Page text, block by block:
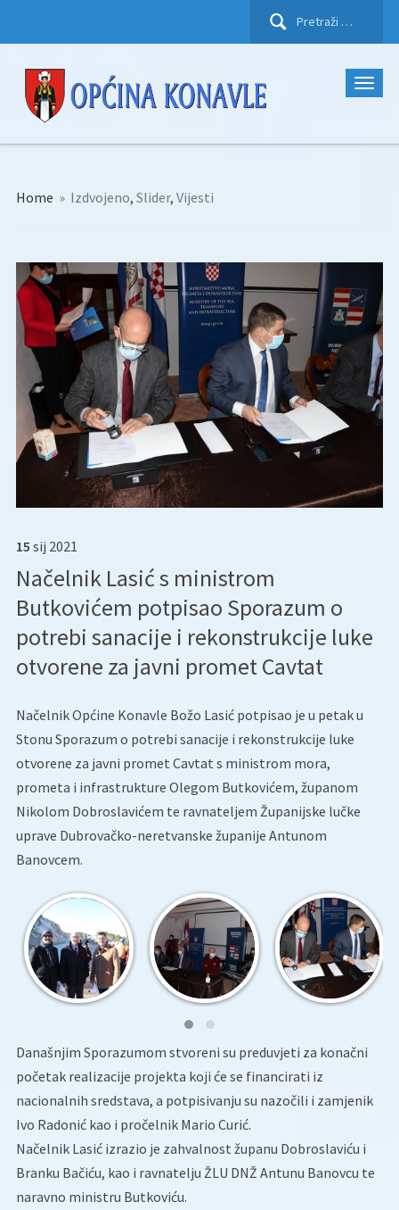
Pretraži:
Home » Izdvojeno, Slider, Vijesti
15 sij 2021
Načelnik Lasić s ministrom
Butkovićem potpisao Sporazum o
potrebi sanacije i rekonstrukcije luke
otvorene za javni promet Cavtat
Načelnik Općine Konavle Božo Lasić potpisao je u petak u
Stonu Sporazum o potrebi sanacije i rekonstrukcije luke
otvorene za javni promet Cavtat s ministrom mora,
prometa i infrastrukture Olegom Butkovićem, županom
Nikolom Dobroslavićem te ravnateljem Županijske lučke
uprave Dubrovačko-neretvanske županije Antunom
Banovcem.
Današnjim Sporazumom stvoreni su preduvjeti za konačni
početak realizacije projekta koji će se financirati iz
nacionalnih sredstava, a potpisivanju su nazočili i zamjenik
Ivo Radonić kao i pročelnik Mario Curić.
Načelnik Lasić izrazio je zahvalnost županu Dobroslaviću i
Branku Bačiću, kao i ravnatelju ŽLU DNŽ Antunu Banovcu te
naravno ministru Butkoviću.